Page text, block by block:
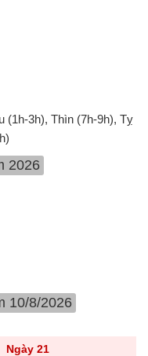
(1h-3h), Thìn (7h-9h), Tỵ
2026
10/8/2026
Ngày 21